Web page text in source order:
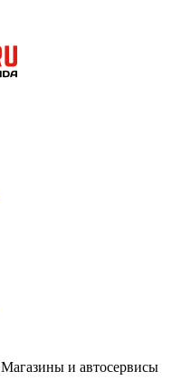
Магазины и автосервисы